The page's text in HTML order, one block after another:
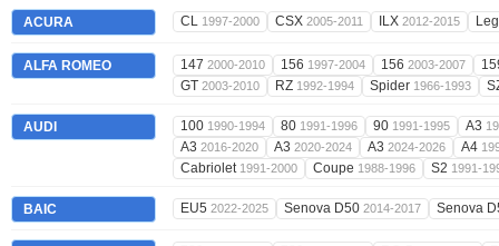
ACURA CL 1997-2000 CSX 2005-2011 ILX 2012-2015
ALFA ROMEO 147 2000-2010 156 1997-2004 156 2003-2007
GT 2003-2010 RZ 1992-1994 Spider 1966-1993
AUDI 100 1990-1994 80 1991-1996 90 1991-1995 A3
A3 2016-2020 A3 2020-2024 A3 2024-2026 A4
Cabriolet 1991-2000 Coupe 1988-1996 S2 1991-
BAIC EU5 2022-2025 Senova D50 2014-2017 Senova